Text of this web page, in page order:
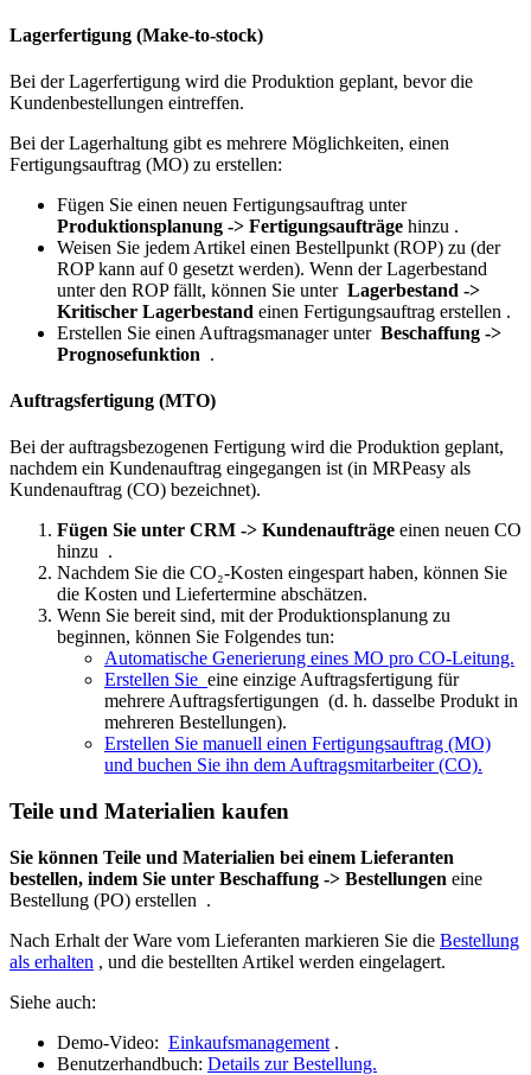
Lagerfertigung (Make-to-stock)
Bei der Lagerfertigung wird die Produktion geplant, bevor die
Kundenbestellungen eintreffen.
Bei der Lagerhaltung gibt es mehrere Möglichkeiten, einen
Fertigungsauftrag (MO) zu erstellen:
Fügen Sie einen neuen Fertigungsauftrag unter
Produktionsplanung -> Fertigungsaufträge hinzu .
Weisen Sie jedem Artikel einen Bestellpunkt (ROP) zu (der
ROP kann auf 0 gesetzt werden). Wenn der Lagerbestand
unter den ROP fällt, können Sie unter Lagerbestand ->
Kritischer Lagerbestand einen Fertigungsauftrag erstellen .
Erstellen Sie einen Auftragsmanager unter Beschaffung ->
Prognosefunktion .
Auftragsfertigung (MTO)
Bei der auftragsbezogenen Fertigung wird die Produktion geplant,
nachdem ein Kundenauftrag eingegangen ist (in MRPeasy als
Kundenauftrag (CO) bezeichnet).
Fügen Sie unter CRM -> Kundenaufträge einen neuen CO
hinzu .
Nachdem Sie die CO₂-Kosten eingespart haben, können Sie
die Kosten und Liefertermine abschätzen.
Wenn Sie bereit sind, mit der Produktionsplanung zu
beginnen, können Sie Folgendes tun:
Automatische Generierung eines MO pro CO-Leitung.
Erstellen Sie eine einzige Auftragsfertigung für
mehrere Auftragsfertigungen (d. h. dasselbe Produkt in
mehreren Bestellungen).
Erstellen Sie manuell einen Fertigungsauftrag (MO)
und buchen Sie ihn dem Auftragsmitarbeiter (CO).
Teile und Materialien kaufen
Sie können Teile und Materialien bei einem Lieferanten
bestellen, indem Sie unter Beschaffung -> Bestellungen eine
Bestellung (PO) erstellen .
Nach Erhalt der Ware vom Lieferanten markieren Sie die Bestellung
als erhalten , und die bestellten Artikel werden eingelagert.
Siehe auch:
Demo-Video: Einkaufsmanagement .
Benutzerhandbuch: Details zur Bestellung.